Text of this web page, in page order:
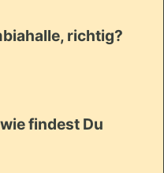
richtig?
findest Du